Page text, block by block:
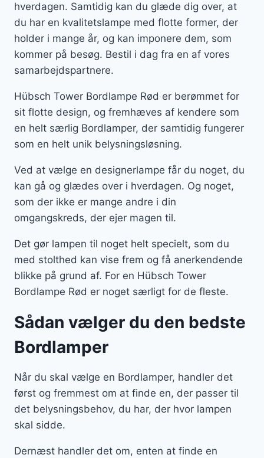
hverdagen. Samtidig kan du glæde dig over, at
du har en kvalitetslampe med flotte former, der
holder i mange år, og kan imponere dem, som
kommer på besøg. Bestil i dag fra en af vores
samarbejdspartnere.
Hübsch Tower Bordlampe Rød er berømmet for
sit flotte design, og fremhæves af kendere som
en helt særlig Bordlamper, der samtidig fungerer
som en helt unik belysningsløsning.
Ved at vælge en designerlampe får du noget, du
kan gå og glædes over i hverdagen. Og noget,
som der ikke er mange andre i din
omgangskreds, der ejer magen til.
Det gør lampen til noget helt specielt, som du
med stolthed kan vise frem og få anerkendende
blikke på grund af. For en Hübsch Tower
Bordlampe Rød er noget særligt for de fleste.
Sådan vælger du den bedste
Bordlamper
Når du skal vælge en Bordlamper, handler det
først og fremmest om at finde en, der passer til
det belysningsbehov, du har, der hvor lampen
skal sidde.
Dernæst handler det om, enten at finde en